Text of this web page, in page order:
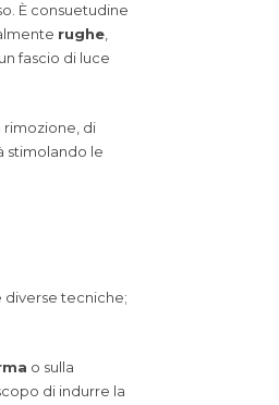
È consuetudine
rughe
fascio di luce
rimozione, di
stimolando le
diverse tecniche;
o sulla
di indurre la